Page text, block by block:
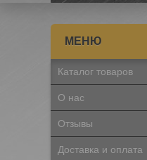
Каталог товаров
О нас
Отзывы
Доставка и оплата